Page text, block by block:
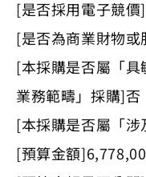
[是否採用電子競價
[是否為商業財物或
[本採購是否屬「
業務範疇」採購]否
[本採購是否屬「
[預算金額